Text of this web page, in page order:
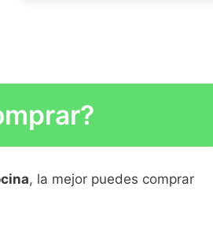
CARACTERÍSTICAS >
, la mejor puedes comprar